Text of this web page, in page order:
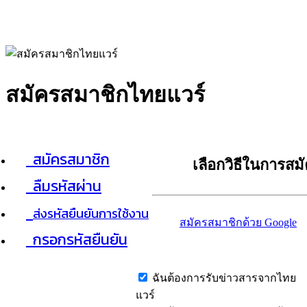
สมัครสมาชิกไทยแวร์
สมัครสมาชิก
ลืมรหัสผ่าน
ส่งรหัสยืนยันการใช้งาน
กรอกรหัสยืนยัน
เลือกวิธีในการส
สมัครสมาชิกด้วย Google
ฉันต้องการรับข่าวสารจากไทย
แวร์